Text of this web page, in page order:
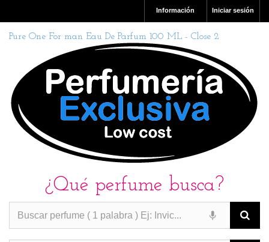
Iniciar sesión
Información
Pure One For man Eau De Parfum 100 ML - Close 2
¿Qué perfume busca?